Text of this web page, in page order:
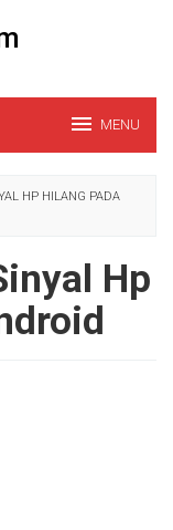
MENU
HP HILANG PADA
Hp